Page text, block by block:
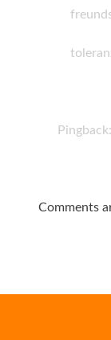
Pingback:
Comments